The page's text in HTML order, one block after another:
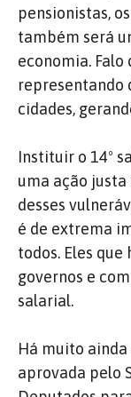
pensionistas,
também será
economia. Falo
representando
cidades,
Instituir o 14º
uma ação
desses
é de extrema
todos. Eles que
governos e
salarial.
Há muito
aprovada pelo